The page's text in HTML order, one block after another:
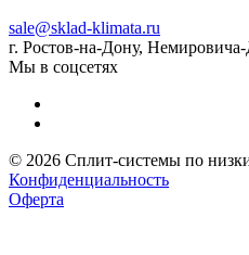
sale@sklad-klimata.ru
г. Ростов-на-Дону,
Мы в соцсетях
© 2026 Сплит-системы по
Конфиденциальность
Оферта